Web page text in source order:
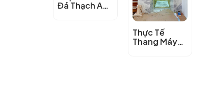
Đá Thạch Anh
Thực Tế
Thang Máy